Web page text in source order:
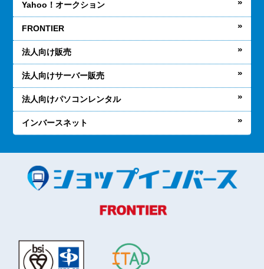
Yahoo！オークション
FRONTIER
法人向け販売
法人向けサーバー販売
法人向けパソコンレンタル
インバースネット